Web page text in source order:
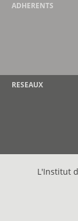
ADHERENTS
RESEAUX
L'Institut